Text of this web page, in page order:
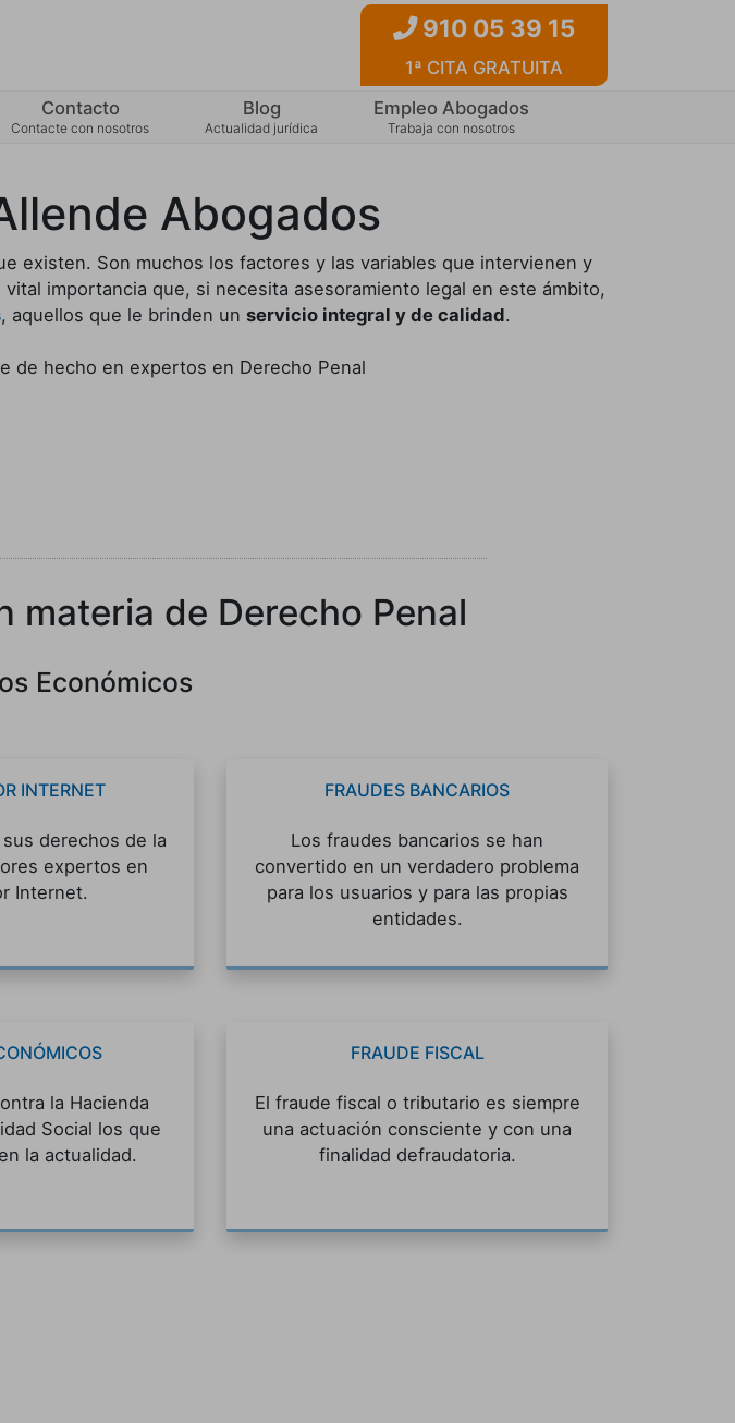
910 05 39 15
1ª CITA GRATUITA
Contacto
Contacte con nosotros
Blog
Actualidad jurídica
Empleo Abogados
Trabaja con nosotros
Abogados
existen. Son muchos los factores y las variables que intervienen y
importancia que, si necesita asesoramiento legal en este ámbito,
, aquellos que le brinden un servicio integral y de calidad.
de hecho en expertos en Derecho Penal
materia de Derecho Penal
Económicos
INTERNET
derechos de la
expertos en
Internet.
FRAUDES BANCARIOS
Los fraudes bancarios se han
convertido en un verdadero problema
para los usuarios y para las propias
entidades.
la Hacienda
Social los que
la actualidad.
FRAUDE FISCAL
El fraude fiscal o tributario es siempre
una actuación consciente y con una
finalidad defraudatoria.